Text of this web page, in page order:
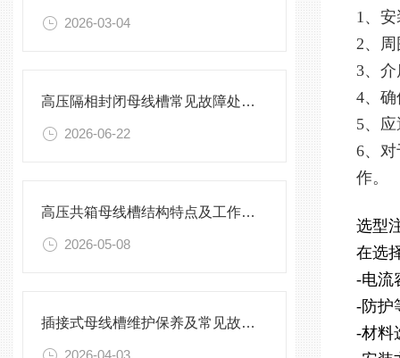
2026-03-04
高压隔相封闭母线槽常见故障处理方案
2026-06-22
高压共箱母线槽结构特点及工作原理
2026-05-08
插接式母线槽维护保养及常见故障处理指南
2026-04-03
1、
2、
3、
4、
5、
6、
作。
选型
在选
-电流
-防护
-材料